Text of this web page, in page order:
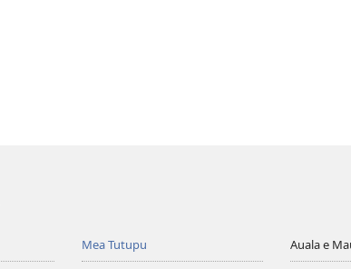
Mea Tutupu Auala e